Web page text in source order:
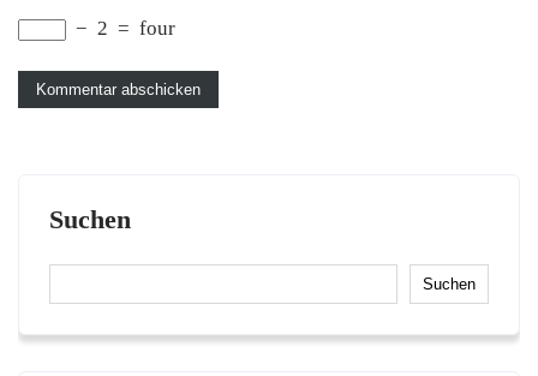
− 2 = four
Suchen
Suchen